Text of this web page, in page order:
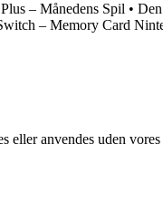
– Månedens Spil •
– Memory Card
anvendes uden vores